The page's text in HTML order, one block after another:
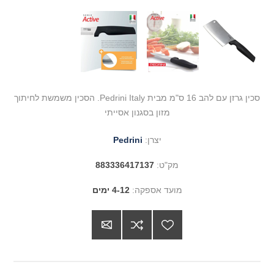
סכין גרזן עם להב 16 ס"מ מבית Pedrini Italy. הסכין משמשת לחיתוך
מזון בסגנון אסייתי
יצרן: Pedrini
מק"ט: 883336417137
מועד אספקה: 4-12 ימים